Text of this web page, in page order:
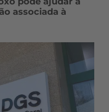
associada à